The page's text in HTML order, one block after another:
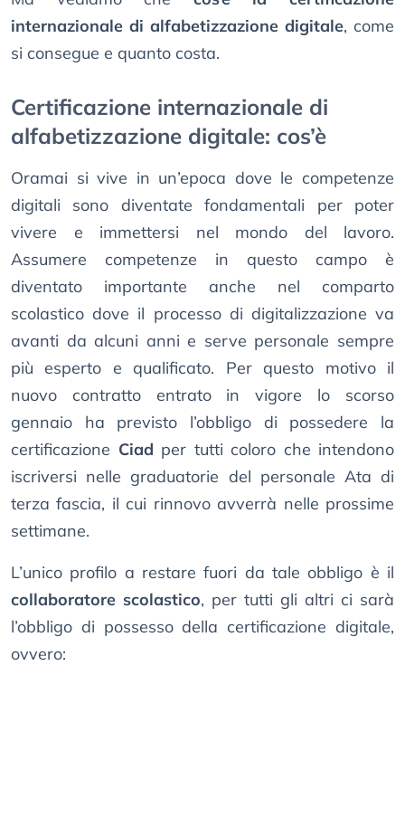
internazionale di alfabetizzazione digitale, come
si consegue e quanto costa.
Certificazione internazionale di
alfabetizzazione digitale: cos’è
Oramai si vive in un’epoca dove le competenze
digitali sono diventate fondamentali per poter
vivere e immettersi nel mondo del lavoro.
Assumere competenze in questo campo è
diventato importante anche nel comparto
scolastico dove il processo di digitalizzazione va
avanti da alcuni anni e serve personale sempre
più esperto e qualificato. Per questo motivo il
nuovo contratto entrato in vigore lo scorso
gennaio ha previsto l’obbligo di possedere la
certificazione Ciad per tutti coloro che intendono
iscriversi nelle graduatorie del personale Ata di
terza fascia, il cui rinnovo avverrà nelle prossime
settimane.
L’unico profilo a restare fuori da tale obbligo è il
collaboratore scolastico, per tutti gli altri ci sarà
l’obbligo di possesso della certificazione digitale,
ovvero: